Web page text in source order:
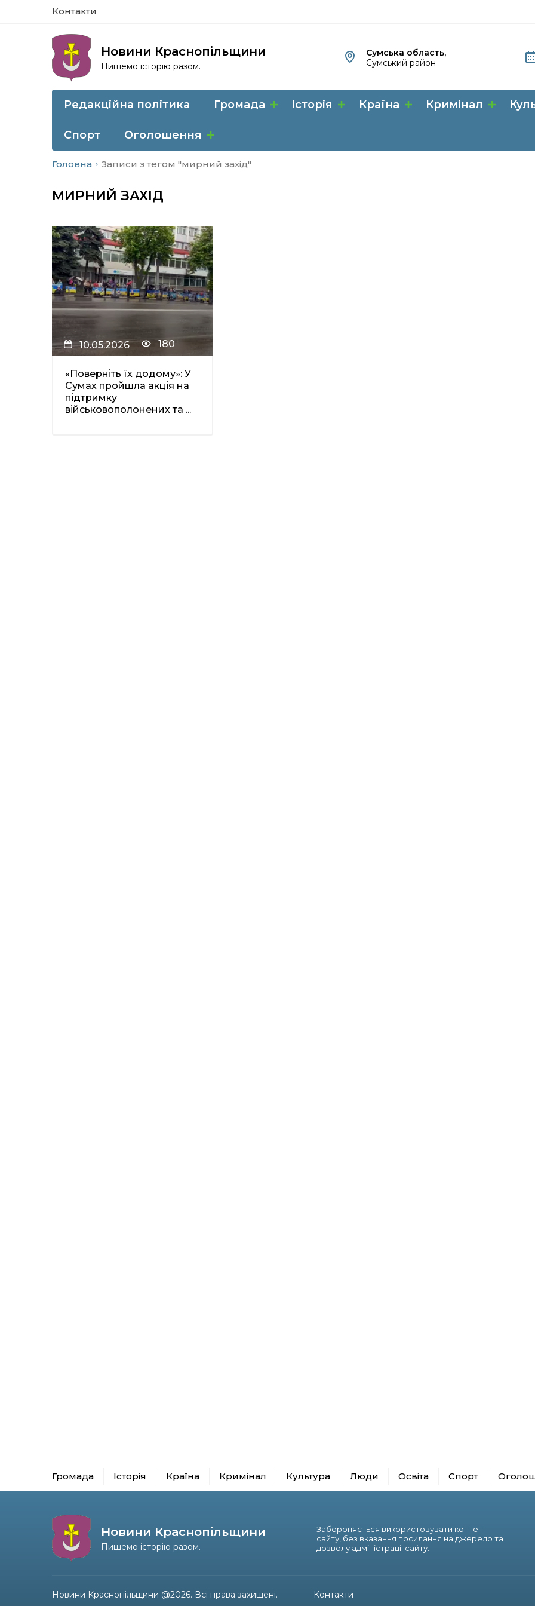
Контакти
Новини Краснопільщини
Пишемо історію разом.
Сумська область,
Сумський район
Редакційна політика Громада Історія Країна Кримінал
Спорт Оголошення
Головна Записи з тегом "мирний захід"
МИРНИЙ ЗАХІД
10.05.2026 180
«Поверніть їх додому»: У
Сумах пройшла акція на
підтримку
військовополонених та ...
Громада Історія Країна Кримінал Культура Люди Освіта Спорт
Новини Краснопільщини
Пишемо історію разом.
Забороняється використовувати контент
сайту, без вказання посилання на джерело та
дозволу адміністрації сайту.
Новини Краснопільщини @2026. Всі права захищені. Контакти